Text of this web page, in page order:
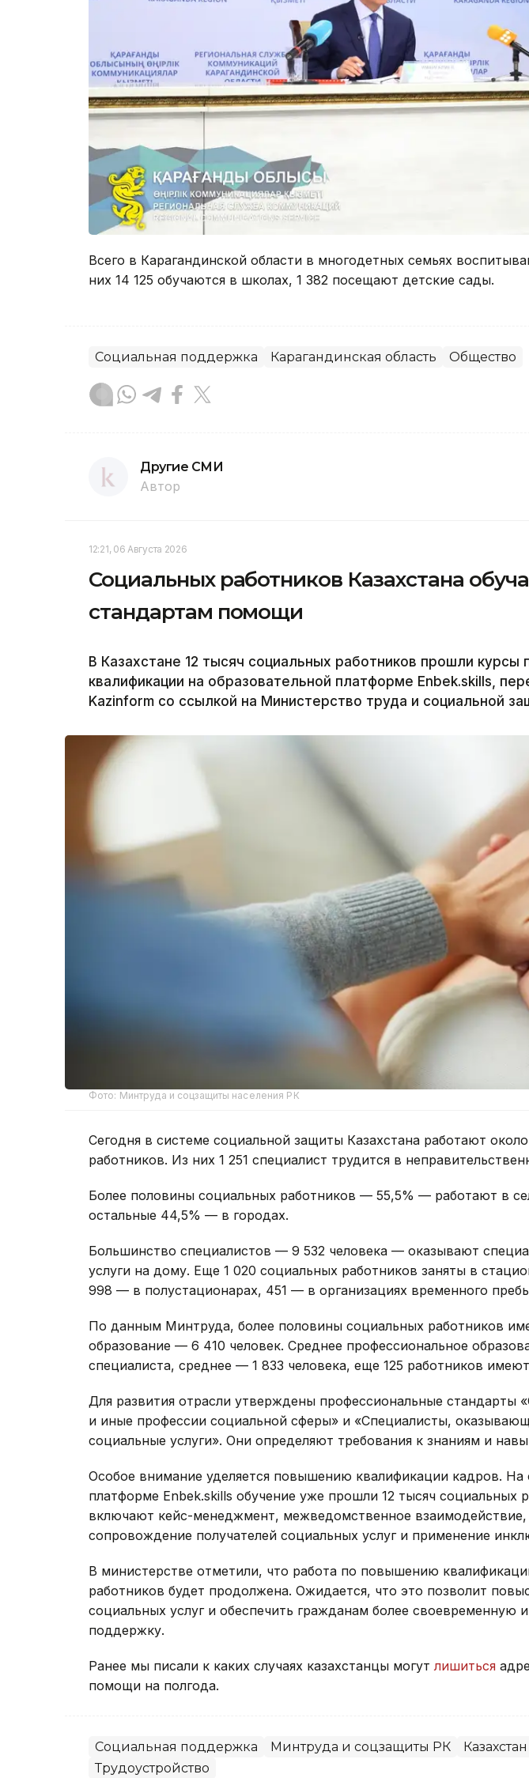
Всего в Карагандинской области в многодетных семьях
них 14 125 обучаются в школах, 1 382 посещают детские сады.
Социальная поддержка Карагандинская область Общество
Другие СМИ
Автор
12:21, 06 Августа 2026
Социальных работников Казахстана
стандартам помощи
В Казахстане 12 тысяч социальных работников прошли курсы
квалификации на образовательной платформе Enbek.skills,
Kazinform со ссылкой на Министерство труда и социальной
Фото: Минтруда и соцзащиты населения РК
Сегодня в системе социальной защиты Казахстана работают
работников. Из них 1 251 специалист трудится в
Более половины социальных работников — 55,5% — работают в
остальные 44,5% — в городах.
Большинство специалистов — 9 532 человека — оказывают
услуги на дому. Еще 1 020 социальных работников заняты в
998 — в полустационарах, 451 — в организациях временного
По данным Минтруда, более половины социальных работников
образование — 6 410 человек. Среднее профессиональное
специалиста, среднее — 1 833 человека, еще 125 работников
Для развития отрасли утверждены профессиональные стандарты
и иные профессии социальной сферы» и «Специалисты,
социальные услуги». Они определяют требования к знаниям и
Особое внимание уделяется повышению квалификации кадров. На
платформе Enbek.skills обучение уже прошли 12 тысяч социальных
включают кейс-менеджмент, межведомственное
сопровождение получателей социальных услуг и применение
В министерстве отметили, что работа по повышению
работников будет продолжена. Ожидается, что это позволит
социальных услуг и обеспечить гражданам более своевременную
поддержку.
Ранее мы писали к каких случаях казахстанцы могутлишиться
помощи на полгода.
Социальная поддержка Минтруда и соцзащиты РК Казахстан
Трудоустройство